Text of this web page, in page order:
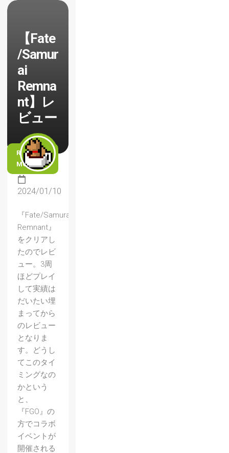
【Fate
/Samur
ai
Remna
nt】レ
ビュー
READ
MORE
2024/01/10
『Fate/Samurai
Remnant』
をクリアし
たのでレビ
ュー。3周
ほどプレイ
して実績は
だいたい埋
まってから
のレビュー
となりま
す。どうし
てこのタイ
ミングなの
かという
と、
『FGO』の
方でコラボ
イベントが
開催される